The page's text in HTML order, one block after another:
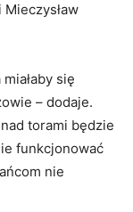
się
– dodaje.
torami będzie
funkcjonować
nie